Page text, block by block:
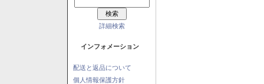
詳細検索
インフォメーション
配送と返品について
個人情報保護方針